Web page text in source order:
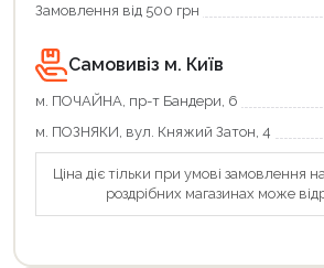
Замовлення від 500 грн
Самовивіз м. Київ
м. ПОЧАЙНА, пр-т Бандери, 6
м. ПОЗНЯКИ, вул. Княжий Затон, 4
Ціна діє тільки при умові замовлення
роздрібних магазинах може
Продовжити
Оформити